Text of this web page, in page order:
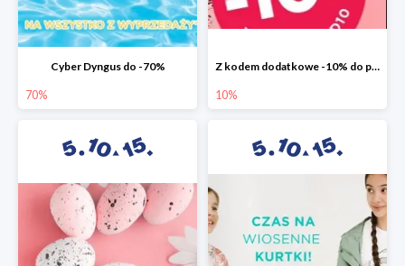
Cyber Dyngus do -70%
70%
Z kodem dodatkowe -10% do promocji -50%!
10%